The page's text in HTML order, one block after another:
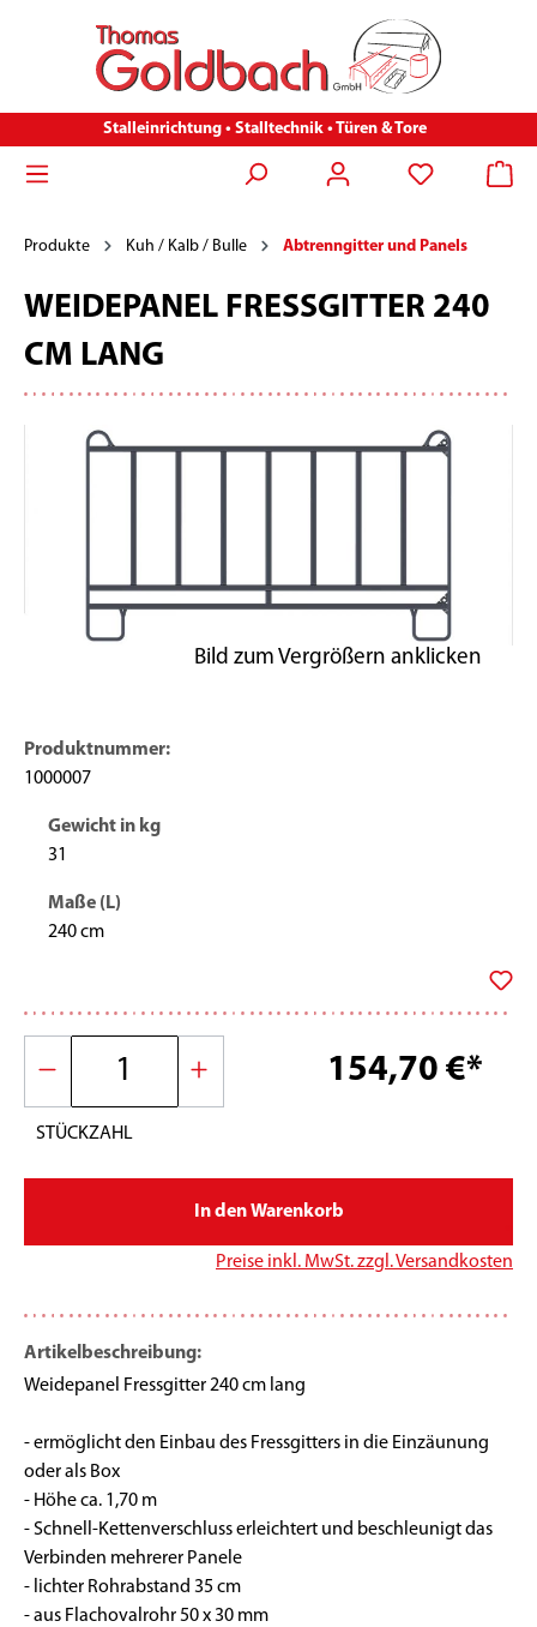
Stalleinrichtung • Stalltechnik • Türen & Tore
Produkte Kuh / Kalb / Bulle Abtrenngitter und Panels
WEIDEPANEL FRESSGITTER 240
CM LANG
Produktnummer:
1000007
Gewicht in kg
31
Maße (L)
240 cm
STÜCKZAHL
154,70 €*
In den Warenkorb
Preise inkl. MwSt. zzgl. Versandkosten
Artikelbeschreibung:
Weidepanel Fressgitter 240 cm lang
- ermöglicht den Einbau des Fressgitters in die Einzäunung
oder als Box
- Höhe ca. 1,70 m
- Schnell-Kettenverschluss erleichtert und beschleunigt das
Verbinden mehrerer Panele
- lichter Rohrabstand 35 cm
- aus Flachovalrohr 50 x 30 mm